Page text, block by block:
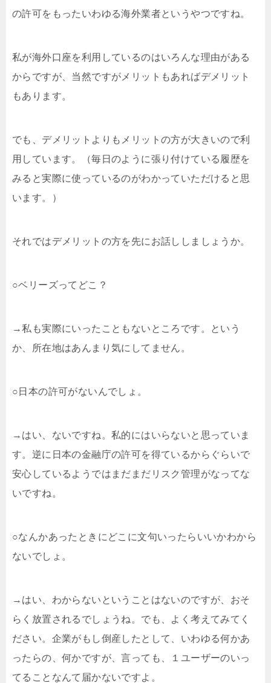
の許可をもったいわゆる海外業者というやつですね。
私が海外口座を利用しているのはいろんな理由がある
からですが、当然ですがメリットもあればデメリット
もあります。
でも、デメリットよりもメリットの方が大きいので利
用しています。（毎日のように張り付けている履歴を
みると実際に使っているのがわかっていただけると思
います。）
それではデメリットの方を先にお話ししましょうか。
○ベリーズってどこ？
→私も実際にいったこともないところです。という
か、所在地はあんまり気にしてません。
○日本の許可がないんでしょ。
→はい、ないですね。私的にはいらないと思っていま
す。逆に日本の金融庁の許可を得ているからぐらいで
安心しているようではまだまだリスク管理がなってな
いですね。
○なんかあったときにどこに文句いったらいいかわから
ないでしょ。
→はい、わからないということはないのですが、おそ
らく放置されるでしょうね。でも、よく考えてみてく
ださい。企業がもし倒産したとして、いわゆる何かあ
ったらの、何かですが、言っても、１ユーザーのいっ
てることなんて届かないですよ。